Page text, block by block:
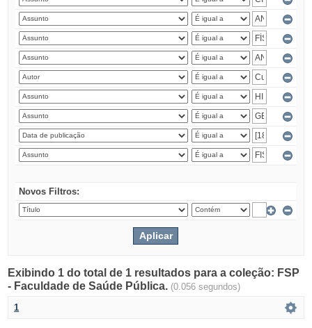
Novos Filtros:
Exibindo 1 do total de 1 resultados para a coleção: FSP
- Faculdade de Saúde Pública. (0.056 segundos)
1